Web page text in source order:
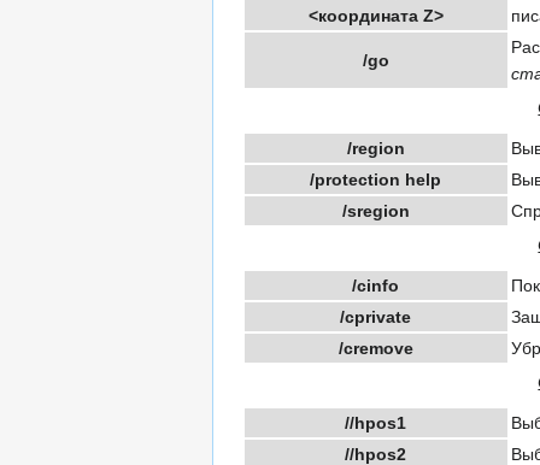
<координата Z>
/go
/region
/protection help
/sregion
/cinfo
/cprivate
/cremove
//hpos1
//hpos2